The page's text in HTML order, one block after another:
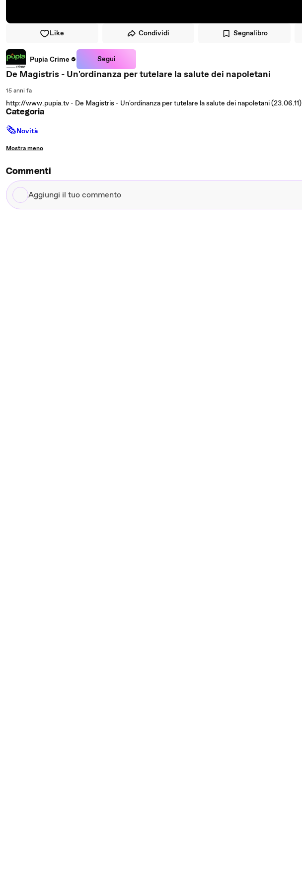
Like Condividi Segnalibro
Pupia Crime Segui
De Magistris - Un'ordinanza per tutelare la salute dei napoletani
15 anni fa
http://www.pupia.tv - De Magistris - Un'ordinanza per tutelare la salute dei napoletani (23.06.11)
Categoria
🗞Novità
Mostra meno
Commenti
Aggiungi
il